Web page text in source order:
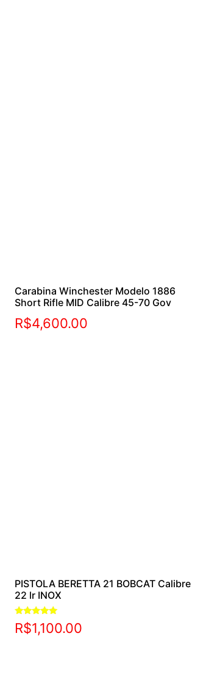
Carabina Winchester Modelo 1886
Short Rifle MID Calibre 45-70 Gov
R$4,600.00
PISTOLA BERETTA 21 BOBCAT Calibre
22 lr INOX
Avaliação
5.00
R$1,100.00